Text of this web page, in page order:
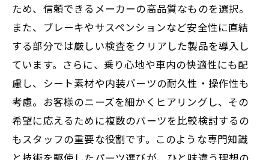
ため、信頼できるメーカーの高品質なものを選択。
また、ブレーキやサスペンションなど安全性に直結
する部分では厳しい検査をクリアした製品を導入し
ています。さらに、乗り心地や車内の快適性にも配
慮し、シート素材や内装パーツの耐久性・操作性も
考慮。お客様のニーズを細かくヒアリングし、その
希望に応えるために複数のパーツを比較検討するの
もスタッフの重要な役割です。このような専門知識